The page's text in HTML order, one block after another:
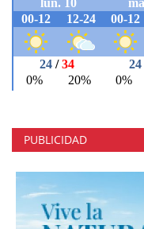
PUBLICIDAD